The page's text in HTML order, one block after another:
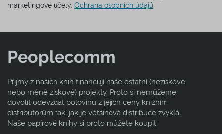
marketingové účely. Ochrana osobních údajů
Peoplecomm
Příjmy z našich knih financují naše ostatní (neziskové
nebo méně ziskové) projekty. Proto si nemůžeme
dovolit odevzdat polovinu z jejich ceny knižním
distributorům tak, jak je většinová distribuce zvyklá.
Naše papírové knihy si proto můžete koupit: